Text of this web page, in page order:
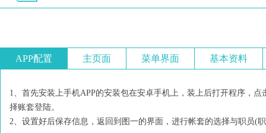
APP配置 主页面 菜单界面 基本资料
1、首先安装上手机APP的安装包在安卓手机上，装上后打开程序，
择账套登陆。
2、设置好后保存信息，返回到图一的界面，进行帐套的选择与职员(